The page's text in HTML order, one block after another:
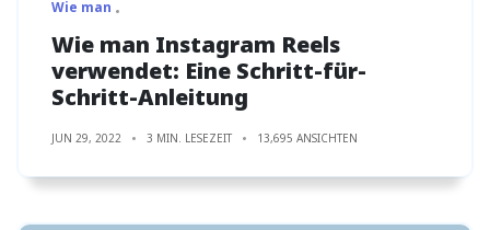
Wie man
Wie man Instagram Reels
verwendet: Eine Schritt-für-
Schritt-Anleitung
JUN 29, 2022 3 MIN. LESEZEIT 13,695 ANSICHTEN